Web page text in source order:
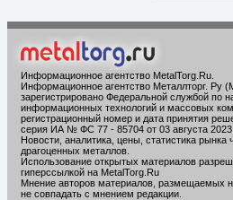
Информационное агентство MetalTorg.Ru
Информационное агентство Металлторг. Ру
зарегистрировано Федеральной службой по
информационных технологий и массовых
регистрационный номер и дата принятия
серия ИА № ФС 77 - 85704 от 03 августа 2023
Новости, аналитика, цены, статистика рынка
драгоценных металлов.
Использование открытых материалов
гиперссылкой на MetalTorg.Ru
Мнение авторов материалов, размещаемых
не совпадать с мнением редакции.